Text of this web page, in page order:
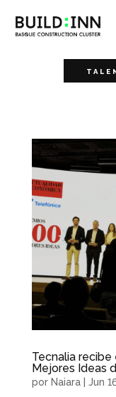
Tecnalia
Mejores Ideas
por Naiara| Jun